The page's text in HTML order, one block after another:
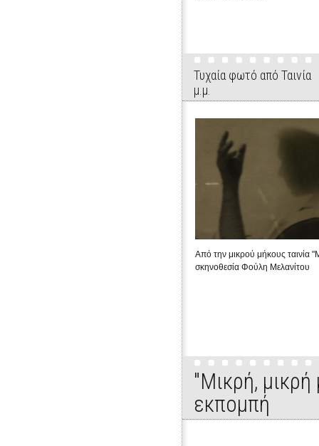
Τυχαία φωτό από Ταινία
μ.μ.
Από την μικρού μήκους ταινία
σκηνοθεσία Φούλη Μελανίτου
"Μικρή,
εκπομπή